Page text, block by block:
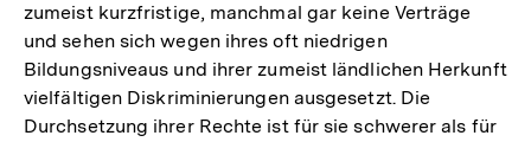
zumeist kurzfristige, manchmal gar keine Verträge
und sehen sich wegen ihres oft niedrigen
Bildungsniveaus und ihrer zumeist ländlichen Herkunft
vielfältigen Diskriminierungen ausgesetzt. Die
Durchsetzung ihrer Rechte ist für sie schwerer als für